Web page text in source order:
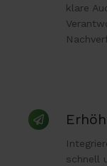
klare
schnell
Erhöhte
Agilität